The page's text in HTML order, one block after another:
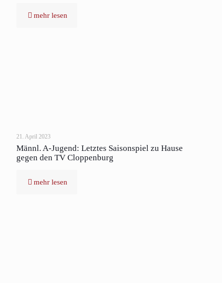
mehr lesen
21. April 2023
Männl. A-Jugend: Letztes Saisonspiel zu Hause
gegen den TV Cloppenburg
mehr lesen